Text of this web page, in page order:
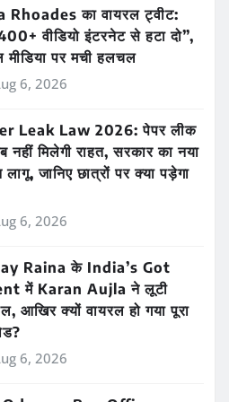
Rhoades का वायरल ट्वीट:
वीडियो इंटरनेट से हटा दो”,
मीडिया पर मची हलचल
6, 2026
Leak Law 2026: पेपर लीक
नहीं मिलेगी राहत, सरकार का नया
जानिए छात्रों पर क्या पड़ेगा
6, 2026
Raina के India’s Got
में Karan Aujla ने लूटी
आखिर क्यों वायरल हो गया पूरा
6, 2026